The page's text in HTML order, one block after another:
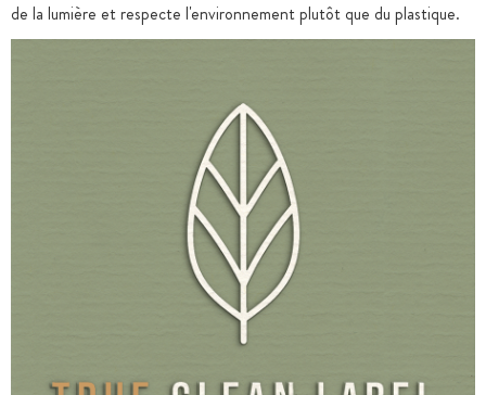
de la lumière et respecte l'environnement plutôt que du plastique.